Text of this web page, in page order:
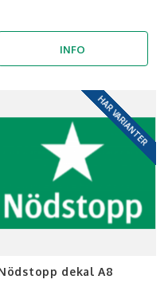
INFO
dekal A8
HAR VARIANTER